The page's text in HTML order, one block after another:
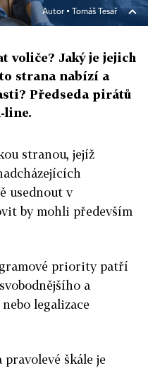
Autor ▪ Tomáš Tesař
voliče? Jaký je jejich
strana nabízí a
Předseda pirátů
line.
stranou, jejíž
usednout v
by mohli především
priority patří
a
legalizace
škále je